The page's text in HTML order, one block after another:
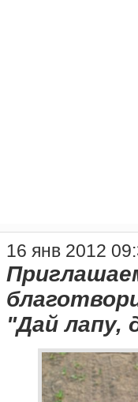
16 янв 2012
"Дай лапу,